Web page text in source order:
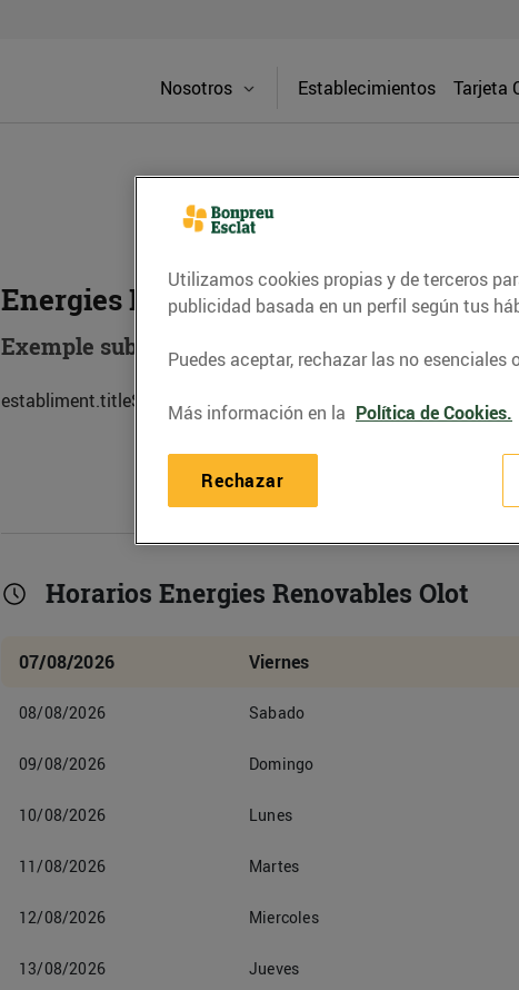
Nosotros Establecimientos Tarjeta
Energies Renovables CVE Olot
Exemple subtitol establiment
establiment.titleSub.descripcio.0
Horarios Energies Renovables Olot
07/08/2026 Viernes
08/08/2026 Sabado
09/08/2026 Domingo
10/08/2026 Lunes
11/08/2026 Martes
12/08/2026 Miercoles
13/08/2026 Jueves
Utilizamos cookies propias y de terceros
publicidad basada en un perfil según tus
Puedes aceptar, rechazar las no
Más información en la Política de Cookies.
Rechazar